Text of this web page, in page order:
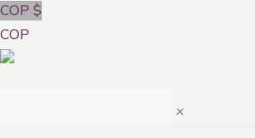
COP $
COP
×